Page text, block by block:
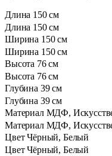
Длина 150 см
Длина 150 см
Ширина 150 см
Ширина 150 см
Высота 76 см
Высота 76 см
Глубина 39 см
Глубина 39 см
Материал МДФ,
Материал МДФ,
Цвет Чёрный, Белый
Цвет Чёрный, Белый